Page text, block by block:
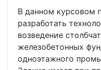
В данном курсовом
разработать
возведение
железобетонных
одноэтажного